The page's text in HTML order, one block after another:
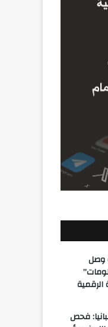
وصل
فحص